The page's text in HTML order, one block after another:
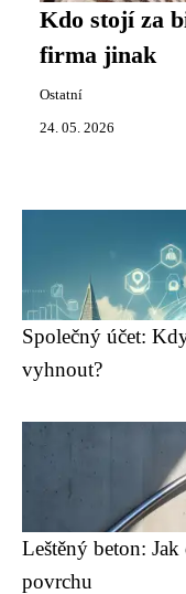
Kdo stojí za
firma jinak
Ostatní
24. 05. 2026
Společný účet:
vyhnout?
Leštěný beton:
povrchu